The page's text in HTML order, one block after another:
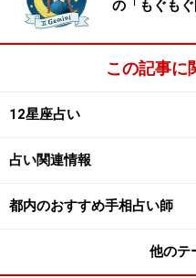
＞【12星座別】あなた今週
6位：てんびん座
23日生まれ）
「てんびん座」の今日の運勢
安請け合いはリスク大。
判断を。
の「もぐもぐ
この記事に
12星座占い
占い関連情報
都内のおすすめ手相占い師
他のテ